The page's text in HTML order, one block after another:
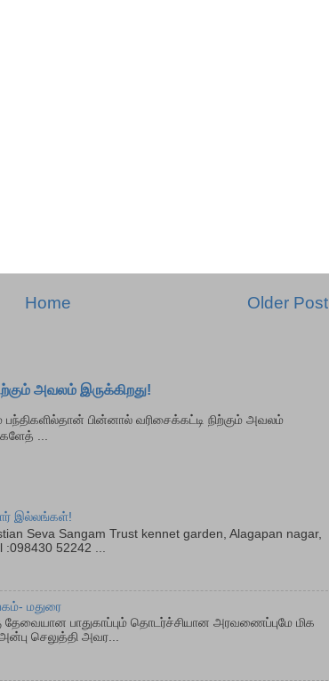
Older Post
Home
அவலம் இருக்கிறது!
பின்னால் வரிசைக்கட்டி நிற்கும் அவலம்
...
இல்லங்கள்!
Seva Sangam Trust kennet garden, Alagapan nagar,
52242 ...
மதுரை
தேவையான பாதுகாப்பும் தொடர்ச்சியான அரவணைப்புமே மிக
செலுத்தி அவர...